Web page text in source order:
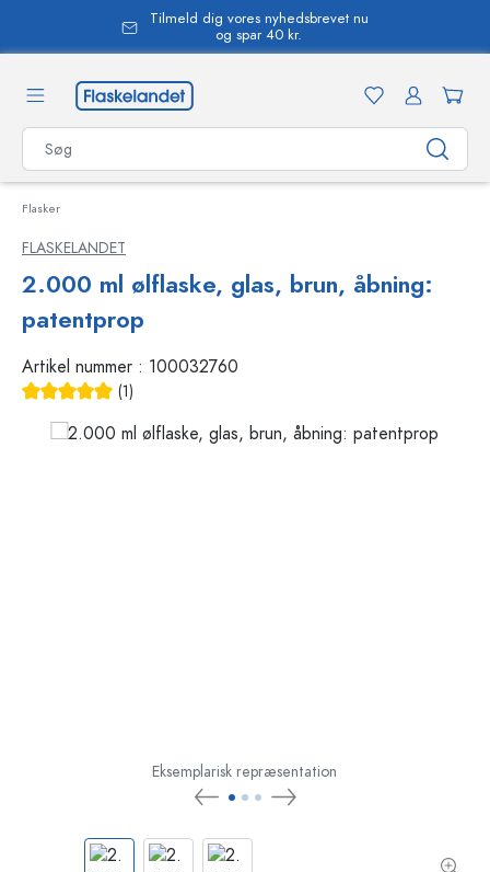
Tilmeld dig vores nyhedsbrevet nu
og spar 40 kr.
Flasker
FLASKELANDET
2.000 ml ølflaske, glas, brun, åbning:
patentprop
Artikel nummer : 100032760
(1)
Eksemplarisk repræsentation